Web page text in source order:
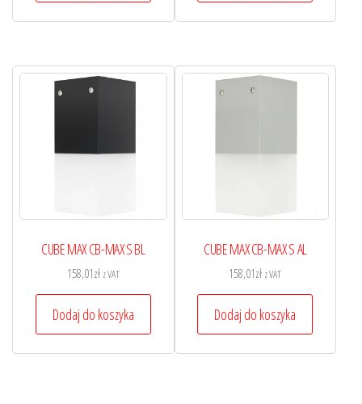
CUBE MAX CB-MAX S BL
158,01zł z VAT
Dodaj do koszyka
CUBE MAX CB-MAX S AL
158,01zł z VAT
Dodaj do koszyka